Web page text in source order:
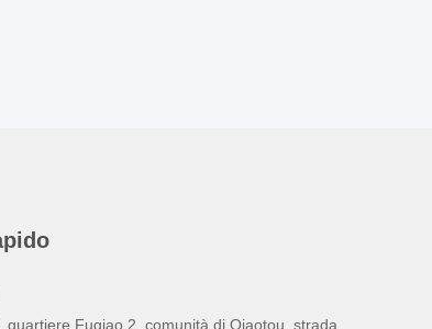
quartiere Fuqiao 2, comunità di Qiaotou, strada